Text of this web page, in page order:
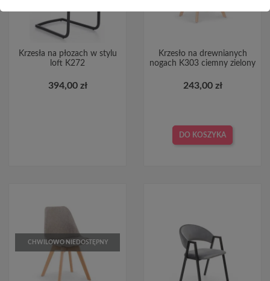
Krzesła na płozach w stylu
loft K272
394,00 zł
Krzesło na drewnianych
nogach K303 ciemny zielony
243,00 zł
DO KOSZYKA
CHWILOWO NIEDOSTĘPNY